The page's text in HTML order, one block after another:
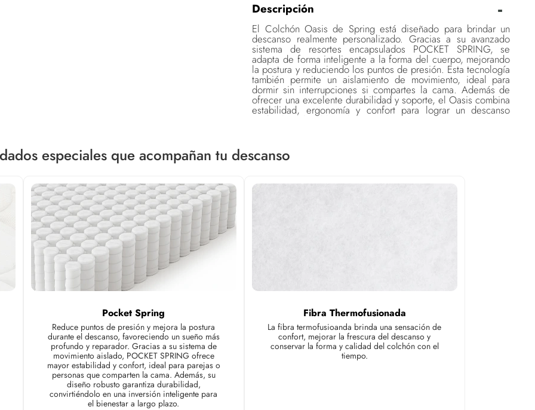
Descripción
El Colchón Oasis de Spring está diseñado para brindar un
descanso realmente personalizado. Gracias a su avanzado
sistema de resortes encapsulados POCKET SPRING, se
adapta de forma inteligente a la forma del cuerpo, mejorando
la postura y reduciendo los puntos de presión. Esta tecnología
también permite un aislamiento de movimiento, ideal para
dormir sin interrupciones si compartes la cama. Además de
ofrecer una excelente durabilidad y soporte, el Oasis combina
estabilidad, ergonomía y confort para lograr un descanso
profundo, saludable y de largo plazo.
Color: Blanco.
IMPORTANTE Recuerde que las siguientes tolerancias en
Ancho y largo: +0 cm / - 2 cm, Altura: +1 cm / - 1 cm
especiales que acompañan tu descanso
Pocket Spring
Reduce puntos de presión y mejora la postura
durante el descanso, favoreciendo un sueño más
profundo y reparador. Gracias a su sistema de
movimiento aislado, POCKET SPRING ofrece
mayor estabilidad y confort, ideal para parejas o
personas que comparten la cama. Además, su
diseño robusto garantiza durabilidad,
convirtiéndolo en una inversión inteligente para
el bienestar a largo plazo.
Fibra Thermofusionada
La fibra termofusioanda brinda una sensación de
confort, mejorar la frescura del descanso y
conservar la forma y calidad del colchón con el
tiempo.